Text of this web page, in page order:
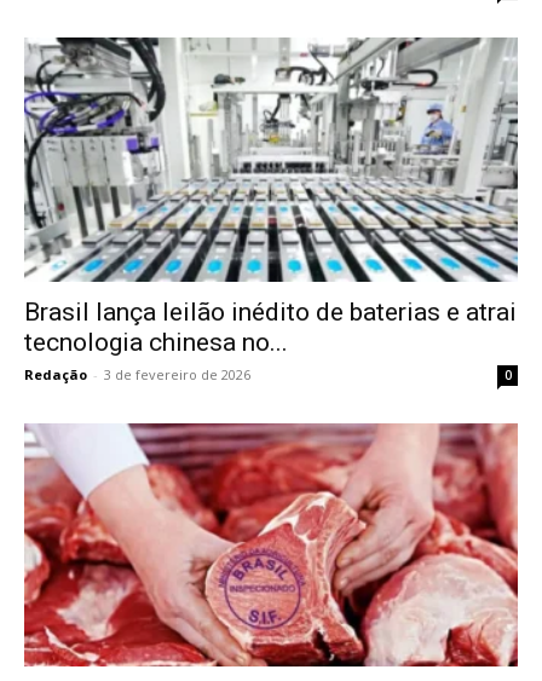
Brasil lança leilão inédito de baterias e atrai
tecnologia chinesa no...
Redação - 3 de fevereiro de 2026 0